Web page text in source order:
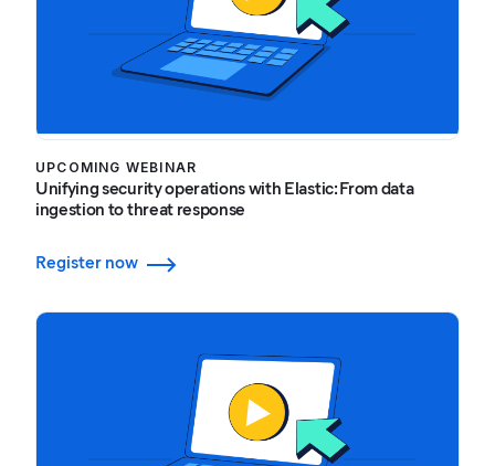
UPCOMING WEBINAR
Unifying security operations with Elastic: From data
ingestion to threat response
Register now